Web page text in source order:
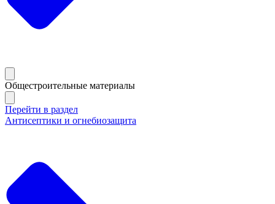
Общестроительные материалы
Перейти в раздел
Антисептики и огнебиозащита